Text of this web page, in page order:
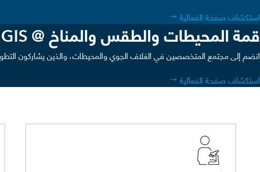
استكشاف صفحة الفعالية
قمة المحيطات والطقس والمناخ @ Esri FedGIS
انضم إلى مجتمع المتخصصين في الغلاف الجوي والمحيطات، والذين يشاركون
استكشاف صفحة الفعالية